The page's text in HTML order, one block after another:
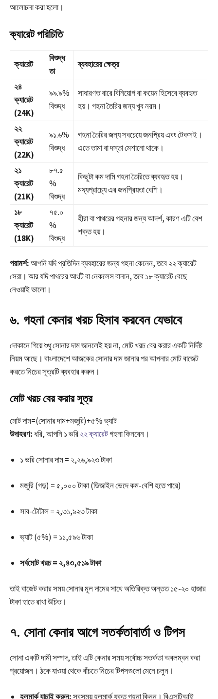
আলোচনা করা হলো।
ক্যারেট পরিচিতি
ক্যারেট
বিশুদ্ধ
তা
ব্যবহারের ক্ষেত্র
২৪
ক্যারেট
(24K)
৯৯.৯%
বিশুদ্ধ
সাধারণত বারে বিনিয়োগ বা কয়েন হিসেবে ব্যবহৃত
হয়। গহনা তৈরির জন্য খুব নরম।
২২
ক্যারেট
(22K)
৯১.৬%
বিশুদ্ধ
গহনা তৈরির জন্য সবচেয়ে জনপ্রিয় এবং টেকসই।
এতে তামা বা দস্তা মেশানো থাকে।
২১
ক্যারেট
(21K)
৮৭.৫
%
বিশুদ্ধ
কিছুটা কম দামি গহনা তৈরিতে ব্যবহৃত হয়।
মধ্যপ্রাচ্যে এর জনপ্রিয়তা বেশি।
১৮
ক্যারেট
(18K)
৭৫.০
%
বিশুদ্ধ
হীরা বা পাথরের গহনার জন্য আদর্শ, কারণ এটি বেশ
শক্ত হয়।
পরামর্শ:আপনি যদি প্রতিদিন ব্যবহারের জন্য গহনা কেনেন, তবে ২২ ক্যারেট
সেরা। আর যদি পাথরের আংটি বা নেকলেস বানান, তবে ১৮ ক্যারেট বেছে
নেওয়াই ভালো।
৬. গহনা কেনার খরচ হিসাব করবেন যেভাবে
দোকানে গিয়ে শুধু সোনার দাম জানলেই হয় না, মোট খরচ বের করার একটি নির্দিষ্ট
নিয়ম আছে। বাংলাদেশে আজকের সোনার দাম জানার পর আপনার মোট বাজেট
করতে নিচের সূত্রটি ব্যবহার করুন।
মোট খরচ বের করার সূত্র
মোটদাম=(সোনারদাম+মজুরি)+৫%ভ্যাট
উদাহরণ: ধরি, আপনি ১ ভরি২২ ক্যারেটগহনা কিনবেন।
১ ভরি সোনার দাম = ২,২৬,৯২৩ টাকা
মজুরি (গড়) = ৫,০০০ টাকা (ডিজাইন ভেদে কম-বেশি হতে পারে)
সাব-টোটাল = ২,৩১,৯২৩ টাকা
ভ্যাট (৫%) = ১১,৫৯৬ টাকা
সর্বমোট খরচ = ২,৪৩,৫১৯ টাকা
তাই বাজেট করার সময় সোনার মূল দামের সাথে অতিরিক্ত অন্তত ১৫-২০ হাজার
টাকা হাতে রাখা উচিত।
৭. সোনা কেনার আগে সতর্কতাবার্তা ও টিপস
সোনা একটি দামী সম্পদ, তাই এটি কেনার সময় সর্বোচ্চ সতর্কতা অবলম্বন করা
প্রয়োজন। ঠকে যাওয়া থেকে বাঁচতে নিচের টিপসগুলো মেনে চলুন।
হলমার্ক যাচাই করুন:সবসময় হলমার্ক যুক্ত গহনা কিনুন। বিএসটিআই